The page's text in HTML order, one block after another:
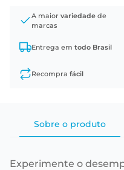
A maior variedade de
marcas
Entrega em todo Brasil
Recompra fácil
Sobre o produto
Experimente o